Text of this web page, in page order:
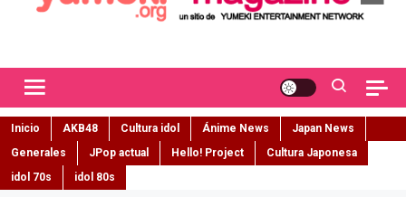
Inicio AKB48 Cultura idol Ánime News
Japan News
Generales
JPop actual Hello! Project
Cultura Japonesa
idol 70s
idol 80s